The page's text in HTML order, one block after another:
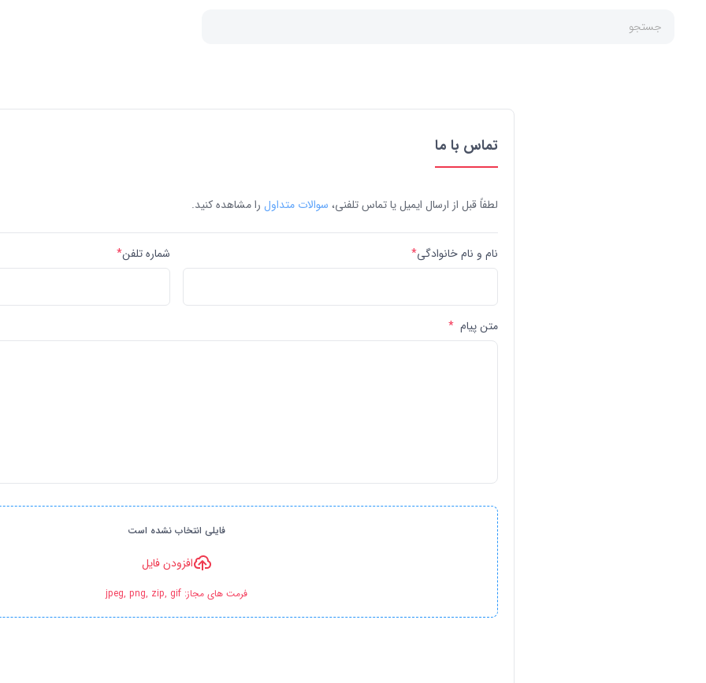
جستجو
تماس با ما
لطفاً قبل از ارسال ایمیل یا تماس تلفنی، سوالات متداول را مشاهده کنید.
نام و نام خانوادگی* شماره تلفن*
متن پیام *
فایلی انتخاب نشده است
افزودن فایل
فرمت های مجاز: jpeg, png, zip, gif